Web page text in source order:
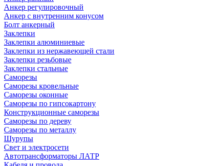
Анкер регулировочный
Анкер с внутренним конусом
Болт анкерный
Заклепки
Заклепки алюминиевые
Заклепки из нержавеющей стали
Заклепки резьбовые
Заклепки стальные
Саморезы
Саморезы кровельные
Саморезы оконные
Саморезы по гипсокартону
Конструкционные саморезы
Саморезы по дереву
Саморезы по металлу
Шурупы
Свет и электросети
Автотрансформаторы ЛАТР